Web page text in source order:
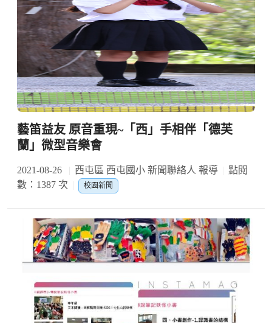
藝笛益友 原音重現~「西」手相伴「德芙
蘭」微型音樂會
2021-08-26 西屯區 西屯國小 新聞聯絡人 報導
點閱
數：1387 次
校園新聞